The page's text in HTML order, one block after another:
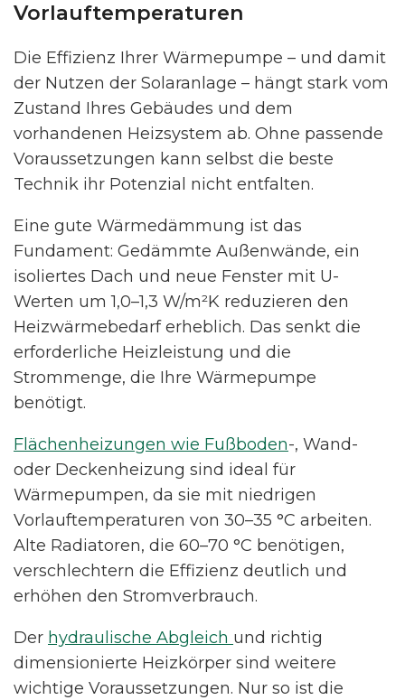
Vorlauftemperaturen
Die Effizienz Ihrer Wärmepumpe – und damit
der Nutzen der Solaranlage – hängt stark vom
Zustand Ihres Gebäudes und dem
vorhandenen Heizsystem ab. Ohne passende
Voraussetzungen kann selbst die beste
Technik ihr Potenzial nicht entfalten.
Eine gute Wärmedämmung ist das
Fundament: Gedämmte Außenwände, ein
isoliertes Dach und neue Fenster mit U-
Werten um 1,0–1,3 W/m²K reduzieren den
Heizwärmebedarf erheblich. Das senkt die
erforderliche Heizleistung und die
Strommenge, die Ihre Wärmepumpe
benötigt.
Flächenheizungen wie Fußboden-, Wand-
oder Deckenheizung sind ideal für
Wärmepumpen, da sie mit niedrigen
Vorlauftemperaturen von 30–35 °C arbeiten.
Alte Radiatoren, die 60–70 °C benötigen,
verschlechtern die Effizienz deutlich und
erhöhen den Stromverbrauch.
Der hydraulische Abgleich und richtig
dimensionierte Heizkörper sind weitere
wichtige Voraussetzungen. Nur so ist die